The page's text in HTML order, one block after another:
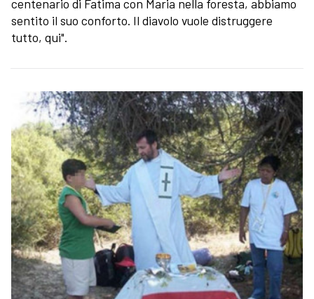
centenario di Fatima con Maria nella foresta, abbiamo
sentito il suo conforto. Il diavolo vuole distruggere
tutto, qui".